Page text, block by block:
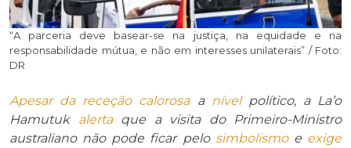
“A parceria deve basear-se na justiça, na equidade e na
responsabilidade mútua, e não em interesses unilaterais” / Foto:
DR
Apesar da receção calorosaa nívelpolítico, a La’o
Hamutuk alertaque a visita do Primeiro-Ministro
australiano não pode ficar pelo simbolismoe exige